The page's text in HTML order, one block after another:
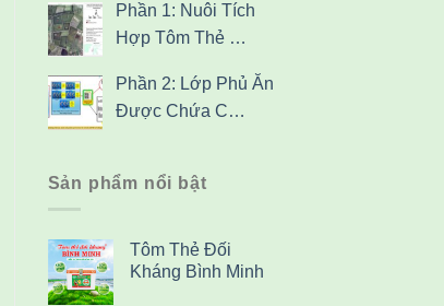
Phần 1: Nuôi Tích
Hợp Tôm Thẻ …
Phần 2: Lớp Phủ Ăn
Được Chứa C…
Sản phẩm nổi bật
Tôm Thẻ Đối
Kháng Bình Minh